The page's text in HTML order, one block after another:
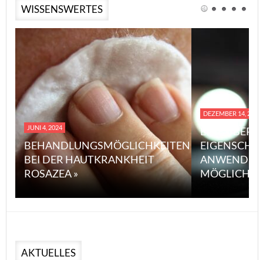
WISSENSWERTES
JUNI 4, 2024
BEHANDLUNGSMÖGLICHKEITEN
BEI DER HAUTKRANKHEIT
ROSAZEA »
DEZEMBER 14, 2023
EINE
MÖGLICHE
AKTUELLES